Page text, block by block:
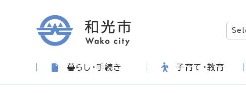
暮らし・手続き 子育て・教育